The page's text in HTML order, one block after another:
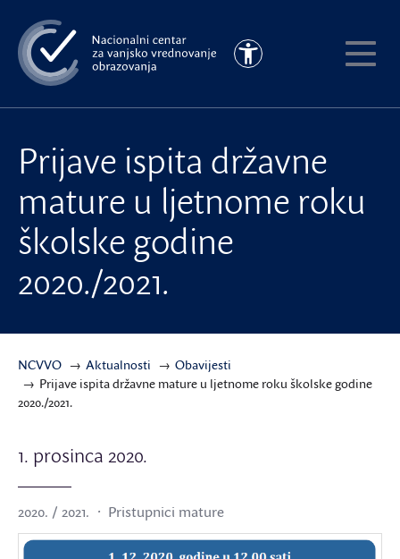
na
glavni
sadržaj
Pristupačnost
Prijave ispita državne
mature u ljetnome roku
školske godine
2020./2021.
NCVVO Aktualnosti
Obavijesti
Prijave ispita državne mature u ljetnome roku školske godine
2020./2021.
1. prosinca 2020.
2020. / 2021. Pristupnici mature